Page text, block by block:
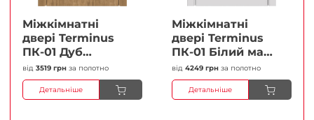
Міжкімнатні
двері Terminus
ПК-01 Дуб
античний Глухі
Плівка
від 3519 грн за полотно
Детальніше
Міжкімнатні
двері Terminus
ПК-01 Білий мат
(Термінус) Глухі
Плівка
від 4249 грн за полотно
Детальніше